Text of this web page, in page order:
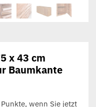
x 43 cm
Baumkante
wenn Sie jetzt